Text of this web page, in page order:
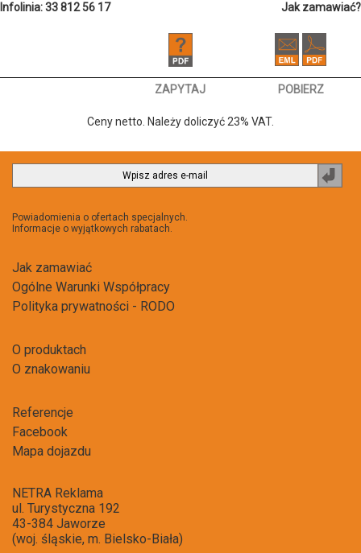
Infolinia: 33 812 56 17 Jak zamawiać?
ZAPYTAJ POBIERZ
Ceny netto. Należy doliczyć 23% VAT.
Powiadomienia o ofertach specjalnych.
Informacje o wyjątkowych rabatach.
Jak zamawiać
Ogólne Warunki Współpracy
Polityka prywatności - RODO
O produktach
O znakowaniu
Referencje
Facebook
Mapa dojazdu
NETRA Reklama
ul. Turystyczna 192
43-384 Jaworze
(woj. śląskie, m. Bielsko-Biała)